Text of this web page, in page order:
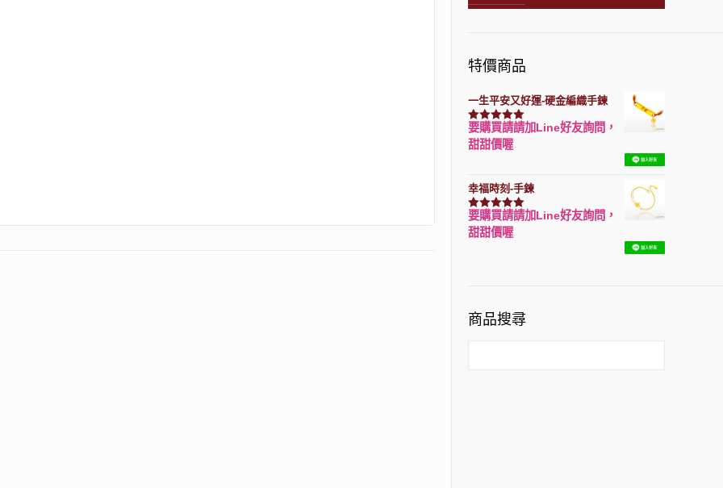
特價商品
一生平安又好運-硬金編織手鍊
評分7740滿分 5
要購買請請加Line好友詢問，
甜甜價喔
幸福時刻-手鍊
評分3150滿分 5
要購買請請加Line好友詢問，
甜甜價喔
商品搜尋